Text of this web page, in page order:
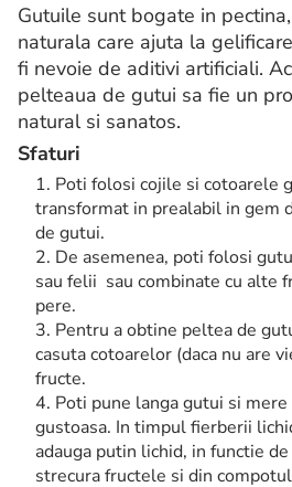
Gutuile sunt bogate in
naturala care ajuta la
fi nevoie de aditivi artificiali.
pelteaua de gutui sa fie un
natural si sanatos.
Sfaturi
Poti folosi cojile si cotoarele
transformat in prealabil in gem
de gutui.
De asemenea, poti folosi
sau felii sau combinate cu alte
pere.
Pentru a obtine peltea de
casuta cotoarelor (daca nu are
fructe.
Poti pune langa gutui si
gustoasa. In timpul fierberii
adauga putin lichid, in functie
strecura fructele si din